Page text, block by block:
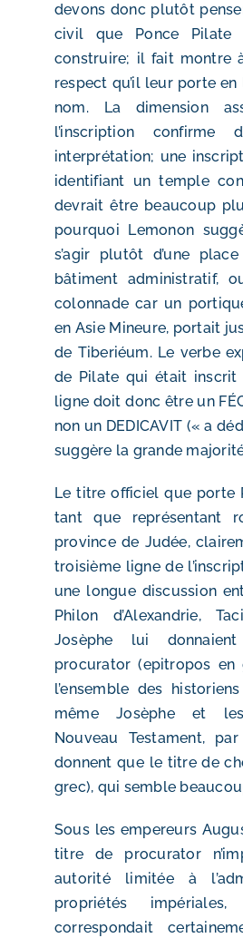
devons donc plutôt
civil que Ponce Pilate
construire; il fait montre
respect qu’il leur porte
nom. La dimension
l’inscription confirme
interprétation; une
identifiant un temple
devrait être beaucoup
pourquoi Lemonon
s’agir plutôt d’une
bâtiment administratif,
colonnade car un
en Asie Mineure, portait
de Tiberiéum. Le verbe
de Pilate qui était inscrit
ligne doit donc être un
non un DEDICAVIT (« a
suggère la grande
Le titre officiel que porte
tant que représentant
province de Judée,
troisième ligne de
une longue discussion
Philon d’Alexandrie,
Josèphe lui
procurator (epitropos en
l’ensemble des
même Josèphe et
Nouveau Testament,
donnent que le titre de
grec), qui semble
Sous les empereurs
titre de procurator
autorité limitée à
propriétés
correspondait